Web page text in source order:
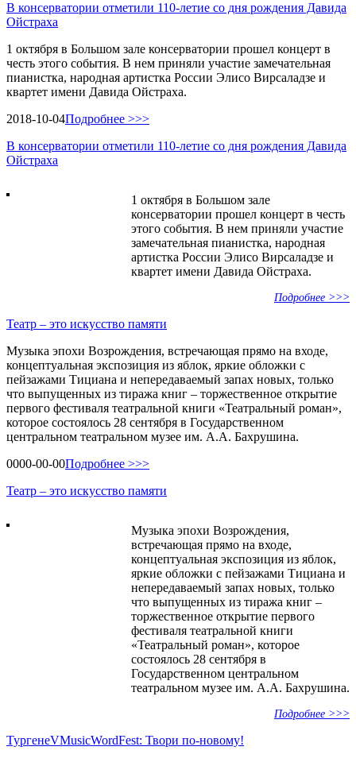
В консерватории отметили 110-летие со дня рождения Давида
Ойстраха
1 октября в Большом зале консерватории прошел концерт в
честь этого события. В нем приняли участие замечательная
пианистка, народная артистка России Элисо Вирсаладзе и
квартет имени Давида Ойстраха.
2018-10-04Подробнее >>>
В консерватории отметили 110-летие со дня рождения Давида
Ойстраха
1 октября в Большом зале
консерватории прошел концерт в честь
этого события. В нем приняли участие
замечательная пианистка, народная
артистка России Элисо Вирсаладзе и
квартет имени Давида Ойстраха.
Подробнее >>>
Театр – это искусство памяти
Музыка эпохи Возрождения, встречающая прямо на входе,
концептуальная экспозиция из яблок, яркие обложки с
пейзажами Тициана и непередаваемый запах новых, только
что выпущенных из тиража книг – торжественное открытие
первого фестиваля театральной книги «Театральный роман»,
которое состоялось 28 сентября в Государственном
центральном театральном музее им. А.А. Бахрушина.
0000-00-00Подробнее >>>
Театр – это искусство памяти
Музыка эпохи Возрождения,
встречающая прямо на входе,
концептуальная экспозиция из яблок,
яркие обложки с пейзажами Тициана и
непередаваемый запах новых, только
что выпущенных из тиража книг –
торжественное открытие первого
фестиваля театральной книги
«Театральный роман», которое
состоялось 28 сентября в
Государственном центральном
театральном музее им. А.А. Бахрушина.
Подробнее >>>
ТургенеVMusicWordFest: Твори по-новому!